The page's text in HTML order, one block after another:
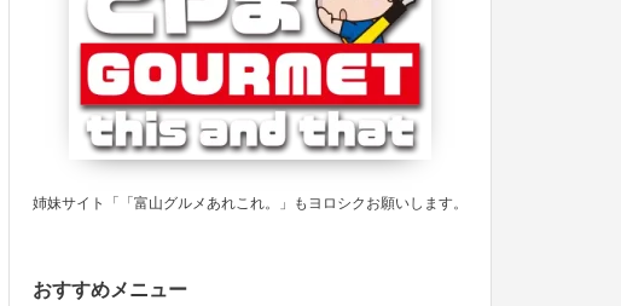
姉妹サイト「「富山グルメあれこれ。」もヨロシクお願いします。
おすすめメニュー